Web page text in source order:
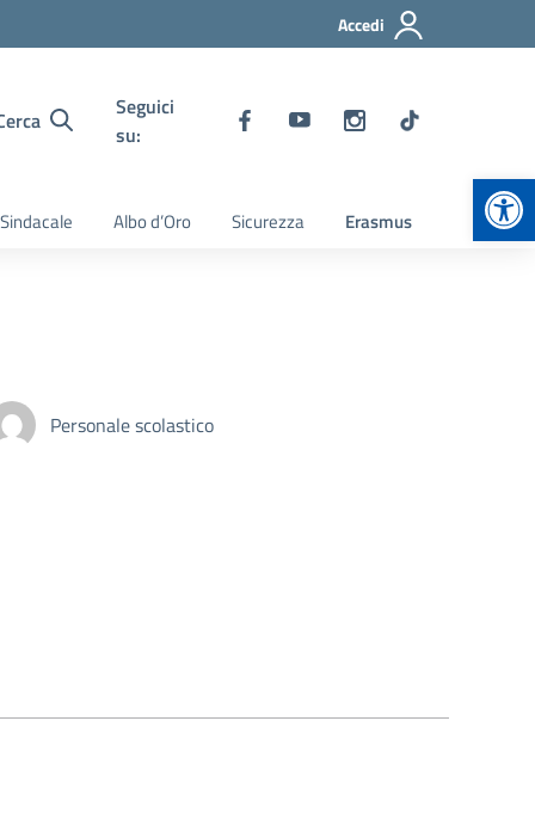
Accedi
Seguici
su:
Albo d’Oro Sicurezza Erasmus
Personale scolastico